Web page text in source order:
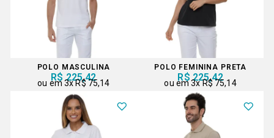
POLO MASCULINA
R$ 225,42
3xR$ 75,14
POLO FEMININA PRETA
R$ 225,42
3xR$ 75,14